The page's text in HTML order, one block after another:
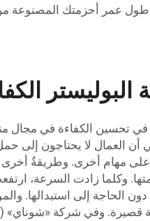
تحسين الكفاءة في مجال
العمال لا يحتاجون إلى
على مهام أخرى. وطريقةٌ
وكلما زادت السرعة،
دون الحاجة إلى